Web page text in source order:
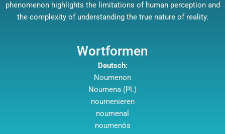
phenomenon highlights the limitations of human perception and
the complexity of understanding the true nature of reality.
Wortformen
Deutsch:
Noumenon
Noumena (Pl.)
noumenieren
noumenal
noumenös